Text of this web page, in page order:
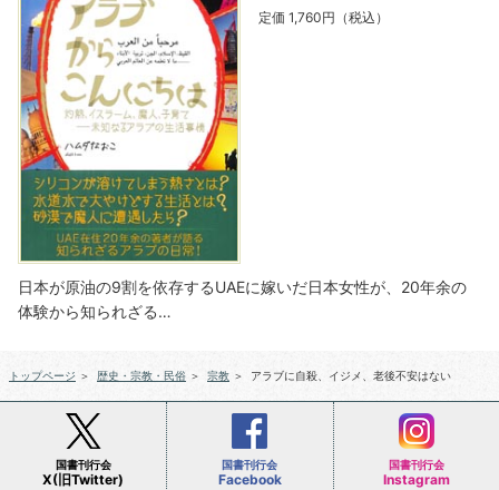
定価 1,760円（税込）
日本が原油の9割を依存するUAEに嫁いだ日本女性が、20年余の
体験から知られざる…
トップページ ＞ 歴史・宗教・民俗 ＞ 宗教 ＞ アラブに自殺、イジメ、老後不安はない
国書刊行会
X(旧Twitter)
国書刊行会
Facebook
国書刊行会
Instagram